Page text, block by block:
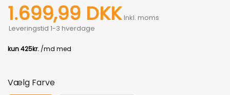
1.699,99 DKK Inkl. moms
Leveringstid 1-3 hverdage
Vælg Farve